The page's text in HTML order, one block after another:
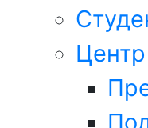
Центр